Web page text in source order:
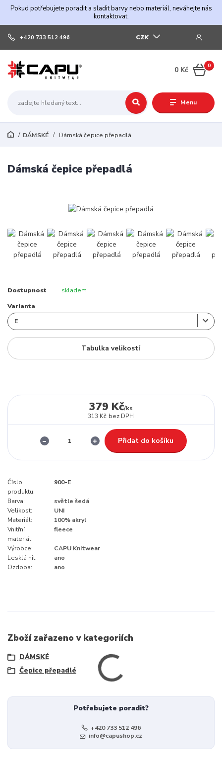
Pokud potřebujete poradit a sladit barvy nebo materiál, neváhejte nás
kontaktovat.
Menu
CZK
+420 733 512 496
0
0 Kč
DÁMSKÉ Dámská čepice přepadlá
Dámská čepice přepadlá
Dostupnost skladem
Varianta
Tabulka velikostí
379 Kč/ks
313 Kč bez DPH
Přidat do košíku
Číslo
produktu:
900-E
Barva:
světle šedá
Velikost:
UNI
Materiál:
100% akryl
Vnitřní
materiál:
fleece
Výrobce:
CAPU Knitwear
Lesklá nit:
ano
Ozdoba:
ano
Zboží zařazeno v kategoriích
DÁMSKÉ
Čepice přepadlé
Potřebujete poradit?
+420 733 512 496
info@capushop.cz